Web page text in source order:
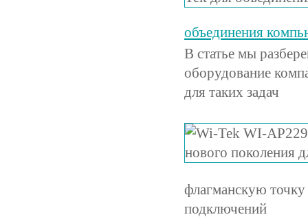
объединения
В статье мы
оборудование
для таких задач
флагманскую
подключений